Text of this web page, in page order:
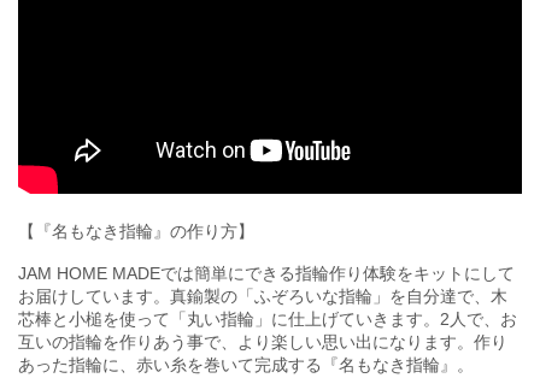
【『名もなき指輪』の作り方】
JAM HOME MADEでは簡単にできる指輪作り体験をキットにして
お届けしています。真鍮製の「ふぞろいな指輪」を自分達で、木
芯棒と小槌を使って「丸い指輪」に仕上げていきます。2人で、お
互いの指輪を作りあう事で、より楽しい思い出になります。作り
あった指輪に、赤い糸を巻いて完成する『名もなき指輪』。